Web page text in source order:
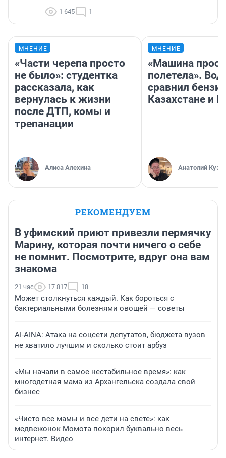
1 645 1
МНЕНИЕ
«Части черепа просто
не было»: студентка
рассказала, как
вернулась к жизни
после ДТП, комы и
трепанации
Алиса Алехина
МНЕНИЕ
«Машина
полетела».
сравнил
Казахстане и
Анатолий
РЕКОМЕНДУЕМ
В уфимский приют привезли пермячку
Марину, которая почти ничего о себе
не помнит. Посмотрите, вдруг она вам
знакома
21 час 17 817 18
Может столкнуться каждый. Как бороться с
бактериальными болезнями овощей — советы
AI-AINA: Атака на соцсети депутатов, бюджета вузов
не хватило лучшим и сколько стоит арбуз
«Мы начали в самое нестабильное время»: как
многодетная мама из Архангельска создала свой
бизнес
«Чисто все мамы и все дети на свете»: как
медвежонок Момота покорил буквально весь
интернет. Видео